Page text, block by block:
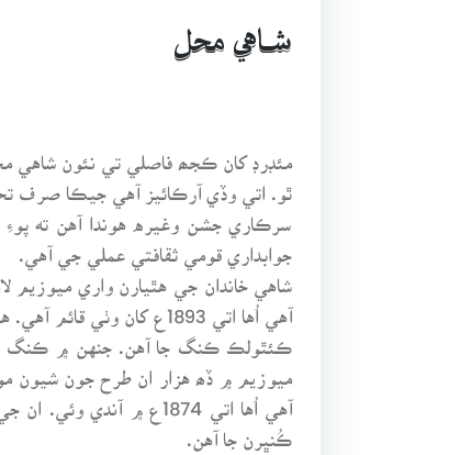
شـاهي محل
مئڊرڊ کان ڪجھ فاصلي تي نئون شاهي
ٿو. اتي وڏي آرڪائيز آهي جيڪا صرف
سرڪاري جشن وغيره هوندا آهن ته
جوابداري قومي ثقافتي عملي جي آهي.
شاهي خاندان جي هٿيارن واري
آهي اُها اتي 1893ع کان
ڪئٿولڪ ڪنگ جا آهن. جنهن ۾ ڪنگ
ڪُنڀرن جا آهن.